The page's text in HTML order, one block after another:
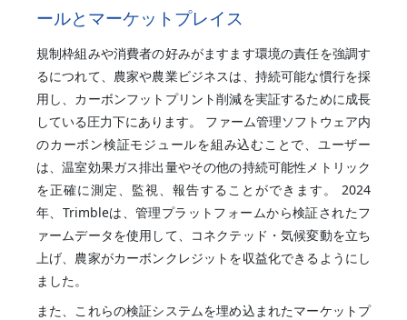
ールとマーケットプレイス
規制枠組みや消費者の好みがますます環境の責任を強調す
るにつれて、農家や農業ビジネスは、持続可能な慣行を採
用し、カーボンフットプリント削減を実証するために成長
している圧力下にあります。 ファーム管理ソフトウェア内
のカーボン検証モジュールを組み込むことで、ユーザー
は、温室効果ガス排出量やその他の持続可能性メトリック
を正確に測定、監視、報告することができます。 2024
年、Trimbleは、管理プラットフォームから検証されたフ
ァームデータを使用して、コネクテッド・気候変動を立ち
上げ、農家がカーボンクレジットを収益化できるようにし
ました。
また、これらの検証システムを埋め込まれたマーケットプ